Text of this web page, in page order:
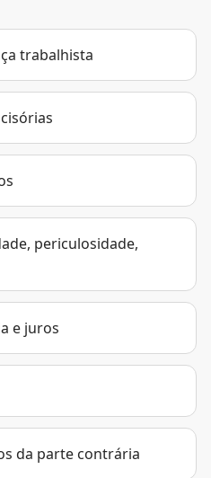
trabalhista
periculosidade,
e juros
da parte contrária